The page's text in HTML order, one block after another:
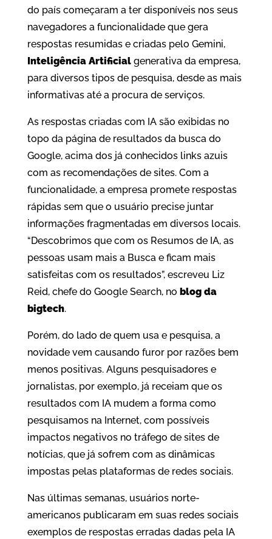
do país começaram a ter disponíveis nos seus
navegadores a funcionalidade que gera
respostas resumidas e criadas pelo Gemini,
Inteligência Artificialgenerativa da empresa,
para diversos tipos de pesquisa, desde as mais
informativas até a procura de serviços.
As respostas criadas com IA são exibidas no
topo da página de resultados da busca do
Google, acima dos já conhecidos links azuis
com as recomendações de sites. Com a
funcionalidade, a empresa promete respostas
rápidas sem que o usuário precise juntar
informações fragmentadas em diversos locais.
“Descobrimos que com os Resumos de IA, as
pessoas usam mais a Busca e ficam mais
satisfeitas com os resultados”, escreveu Liz
Reid, chefe do Google Search, no blog da
bigtech.
Porém, do lado de quem usa e pesquisa, a
novidade vem causando furor por razões bem
menos positivas. Alguns pesquisadores e
jornalistas, por exemplo, já receiam que os
resultados com IA mudem a forma como
pesquisamos na Internet, com possíveis
impactos negativos no tráfego de sites de
notícias, que já sofrem com as dinâmicas
impostas pelas plataformas de redes sociais.
Nas últimas semanas, usuários norte-
americanos publicaram em suas redes sociais
exemplos de respostas erradas dadas pela IA